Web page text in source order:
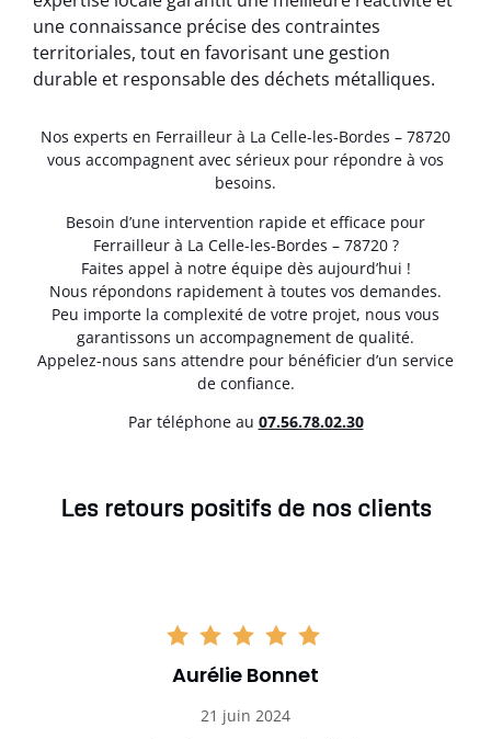
une connaissance précise des contraintes
territoriales, tout en favorisant une gestion
durable et responsable des déchets métalliques.
Nos experts en Ferrailleur à La Celle-les-Bordes – 78720
vous accompagnent avec sérieux pour répondre à vos
besoins.
Besoin d’une intervention rapide et efficace pour
Ferrailleur à La Celle-les-Bordes – 78720 ?
Faites appel à notre équipe dès aujourd’hui !
Nous répondons rapidement à toutes vos demandes.
Peu importe la complexité de votre projet, nous vous
garantissons un accompagnement de qualité.
Appelez-nous sans attendre pour bénéficier d’un service
de confiance.
Par téléphone au 07.56.78.02.30
Les retours positifs de nos clients
Aurélie Bonnet
21 juin 2024